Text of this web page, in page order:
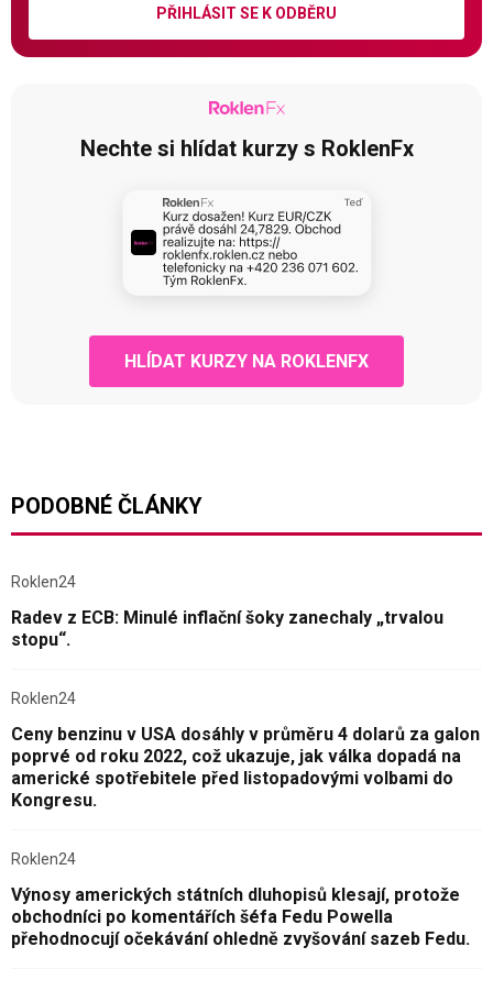
PŘIHLÁSIT SE K ODBĚRU
Nechte si hlídat kurzy s RoklenFx
HLÍDAT KURZY NA ROKLENFX
PODOBNÉ ČLÁNKY
Roklen24
Radev z ECB: Minulé inflační šoky zanechaly „trvalou
stopu“.
Roklen24
Ceny benzinu v USA dosáhly v průměru 4 dolarů za galon
poprvé od roku 2022, což ukazuje, jak válka dopadá na
americké spotřebitele před listopadovými volbami do
Kongresu.
Roklen24
Výnosy amerických státních dluhopisů klesají, protože
obchodníci po komentářích šéfa Fedu Powella
přehodnocují očekávání ohledně zvyšování sazeb Fedu.